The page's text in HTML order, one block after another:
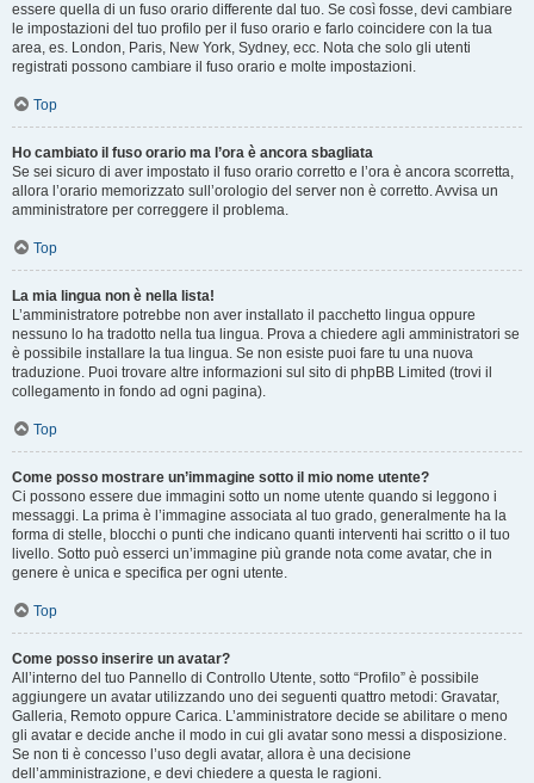
essere quella di un fuso orario differente dal tuo. Se così fosse, devi cambiare
le impostazioni del tuo profilo per il fuso orario e farlo coincidere con la tua
area, es. London, Paris, New York, Sydney, ecc. Nota che solo gli utenti
registrati possono cambiare il fuso orario e molte impostazioni.
Top
Ho cambiato il fuso orario ma l’ora è ancora sbagliata
Se sei sicuro di aver impostato il fuso orario corretto e l’ora è ancora scorretta,
allora l’orario memorizzato sull’orologio del server non è corretto. Avvisa un
amministratore per correggere il problema.
Top
La mia lingua non è nella lista!
L’amministratore potrebbe non aver installato il pacchetto lingua oppure
nessuno lo ha tradotto nella tua lingua. Prova a chiedere agli amministratori se
è possibile installare la tua lingua. Se non esiste puoi fare tu una nuova
traduzione. Puoi trovare altre informazioni sul sito di phpBB Limited (trovi il
collegamento in fondo ad ogni pagina).
Top
Come posso mostrare un’immagine sotto il mio nome utente?
Ci possono essere due immagini sotto un nome utente quando si leggono i
messaggi. La prima è l’immagine associata al tuo grado, generalmente ha la
forma di stelle, blocchi o punti che indicano quanti interventi hai scritto o il tuo
livello. Sotto può esserci un’immagine più grande nota come avatar, che in
genere è unica e specifica per ogni utente.
Top
Come posso inserire un avatar?
All’interno del tuo Pannello di Controllo Utente, sotto “Profilo” è possibile
aggiungere un avatar utilizzando uno dei seguenti quattro metodi: Gravatar,
Galleria, Remoto oppure Carica. L’amministratore decide se abilitare o meno
gli avatar e decide anche il modo in cui gli avatar sono messi a disposizione.
Se non ti è concesso l’uso degli avatar, allora è una decisione
dell’amministrazione, e devi chiedere a questa le ragioni.